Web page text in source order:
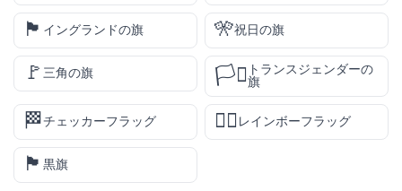
🏴󠁧󠁢󠁥󠁮󠁧󠁿 イングランドの旗 🎌祝日の旗
🚩 三角の旗 🏳️‍⚧️ トランスジェンダーの
旗
🏁チェッカーフラッグ 🏳️‍🌈 レインボーフラッグ
🏴 黒旗